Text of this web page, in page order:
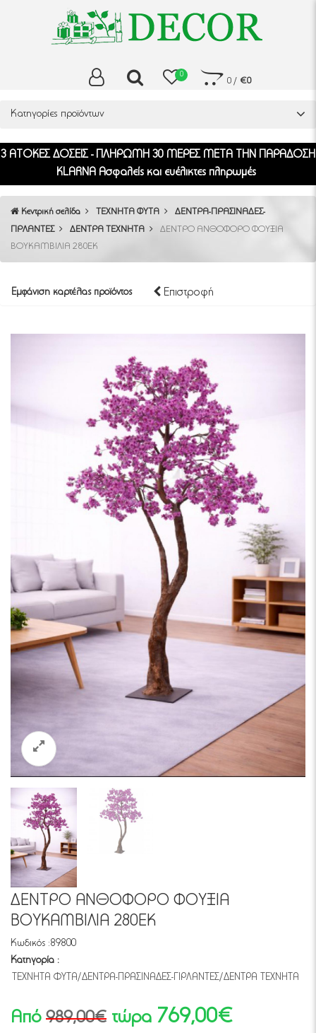
0
0/ €0
Κατηγορίες προϊόντων
3 ΑΤΟΚΕΣ ΔΟΣΕΙΣ - ΠΛΗΡΩΜΗ 30 ΜΕΡΕΣ ΜΕΤΑ ΤΗΝ ΠΑΡΑΔΟΣΗ
KLARNA Ασφαλείς και ευέλικτες πληρωμές
Κεντρική σελίδα ΤΕΧΝΗΤΑ ΦΥΤΑ
ΔΕΝΤΡΑ-ΠΡΑΣΙΝΑΔΕΣ-
ΓΙΡΛΑΝΤΕΣ
ΔΕΝΤΡΑ ΤΕΧΝΗΤΑ
ΔΕΝΤΡΟ ΑΝΘΟΦΟΡΟ ΦΟΥΞΙΑ
ΒΟΥΚΑΜΒΙΛΙΑ 280ΕΚ
Εμφάνιση καρτέλας προϊόντος Επιστροφή
ΔΕΝΤΡΟ ΑΝΘΟΦΟΡΟ ΦΟΥΞΙΑ
ΒΟΥΚΑΜΒΙΛΙΑ 280ΕΚ
Κωδικός :89800
Κατηγορία :
ΤΕΧΝΗΤΑ ΦΥΤΑ/ΔΕΝΤΡΑ-ΠΡΑΣΙΝΑΔΕΣ-ΓΙΡΛΑΝΤΕΣ/ΔΕΝΤΡΑ ΤΕΧΝΗΤΑ
Από 989,00€ τώρα 769,00€